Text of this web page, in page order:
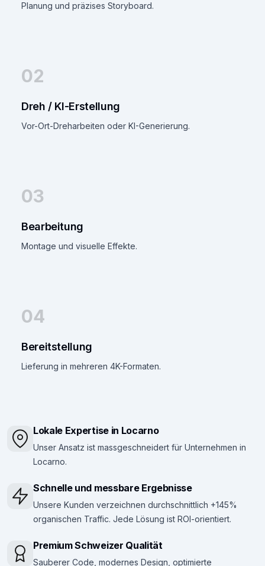
Planung und präzises Storyboard.
02
Dreh / KI-Erstellung
Vor-Ort-Dreharbeiten oder KI-Generierung.
03
Bearbeitung
Montage und visuelle Effekte.
04
Bereitstellung
Lieferung in mehreren 4K-Formaten.
Lokale Expertise in Locarno
Unser Ansatz ist massgeschneidert für Unternehmen in
Locarno.
Schnelle und messbare Ergebnisse
Unsere Kunden verzeichnen durchschnittlich +145%
organischen Traffic. Jede Lösung ist ROI-orientiert.
Premium Schweizer Qualität
Sauberer Code, modernes Design, optimierte